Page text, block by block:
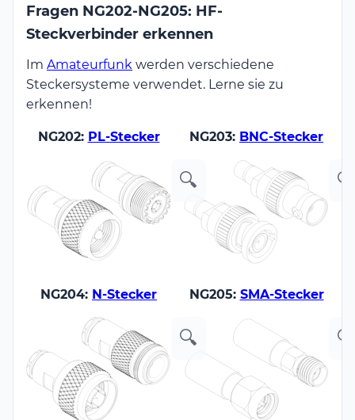
Fragen NG202-NG205: HF-
Steckverbinder erkennen
Im Amateurfunk werden verschiedene
Steckersysteme verwendet. Lerne sie zu
erkennen!
NG202: PL-Stecker
🔍
NG203: BNC-Stecker
🔍
NG204: N-Stecker
🔍
NG205: SMA-Stecker
🔍